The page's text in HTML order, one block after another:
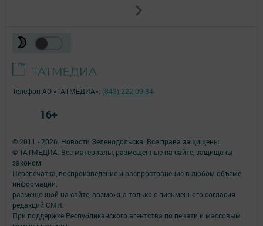
© 2011 - 2026. Новости Зеленодольска. Все права защищены.
© ТАТМЕДИА. Все материалы, размещенные на сайте, защищены
законом.
Перепечатка, воспроизведение и распространение в любом объеме
информации,
размещенной на сайте, возможна только с письменного согласия
редакций СМИ.
При поддержке Республиканского агентства по печати и массовым
Телефон АО «ТАТМЕДИА»: (843) 222 09 84
16+